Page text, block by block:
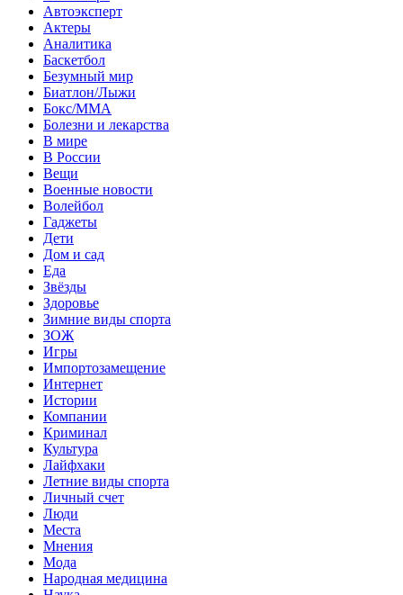
Автоэксперт
Актеры
Аналитика
Баскетбол
Безумный мир
Биатлон/Лыжи
Бокс/MMA
Болезни и лекарства
В мире
В России
Вещи
Военные новости
Волейбол
Гаджеты
Дети
Дом и сад
Еда
Звёзды
Здоровье
Зимние виды спорта
ЗОЖ
Игры
Импортозамещение
Интернет
Истории
Компании
Криминал
Культура
Лайфхаки
Летние виды спорта
Личный счет
Люди
Места
Мнения
Мода
Народная медицина